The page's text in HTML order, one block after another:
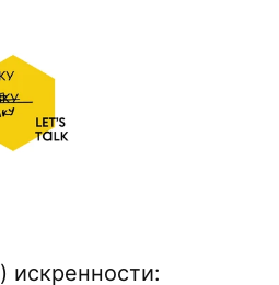
искренности: